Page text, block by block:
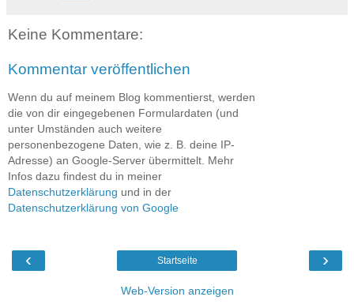
Keine Kommentare:
Kommentar veröffentlichen
Wenn du auf meinem Blog kommentierst, werden
die von dir eingegebenen Formulardaten (und
unter Umständen auch weitere
personenbezogene Daten, wie z. B. deine IP-
Adresse) an Google-Server übermittelt. Mehr
Infos dazu findest du in meiner
Datenschutzerklärung und in der
Datenschutzerklärung von Google
‹ ›
Startseite
Web-Version anzeigen